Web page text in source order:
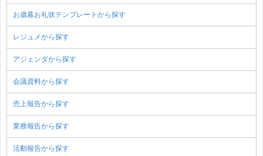
お歳暮お礼状テンプレートから探す
レジュメから探す
アジェンダから探す
会議資料から探す
売上報告から探す
業務報告から探す
活動報告から探す